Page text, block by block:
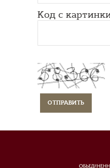
Код с